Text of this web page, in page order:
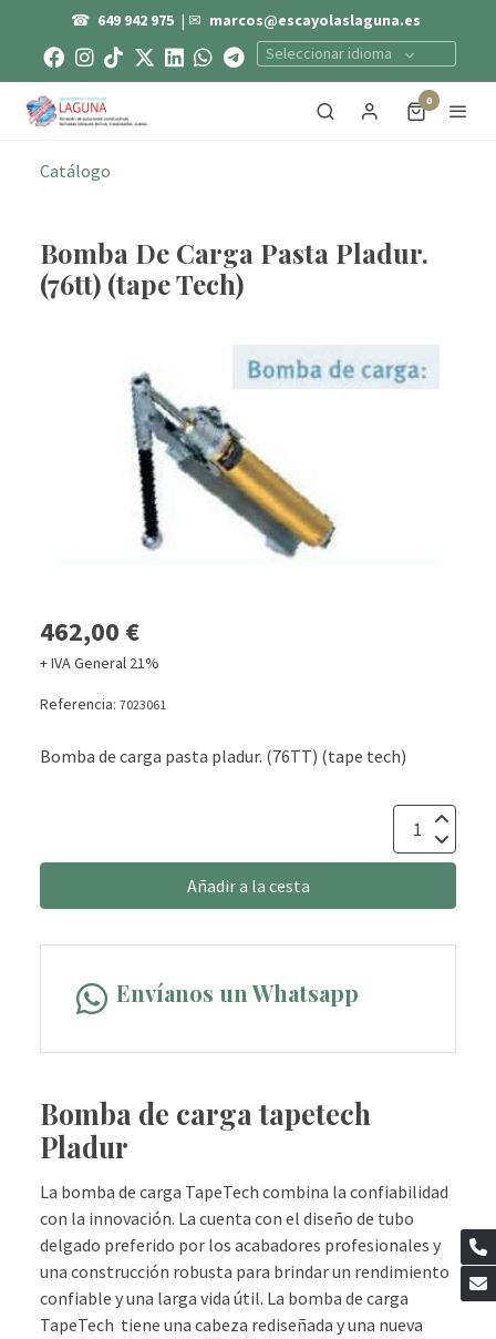
☎ 649 942 975 | ✉ marcos@escayolaslaguna.es
Seleccionar idioma
0
Catálogo
Bomba De Carga Pasta Pladur.
(76tt) (tape Tech)
462,00 €
+ IVA General 21%
Referencia: 7023061
Bomba de carga pasta pladur. (76TT) (tape tech)
Añadir a la cesta
Envíanos un Whatsapp
Bomba de carga tapetech
Pladur
La bomba de carga TapeTech combina la confiabilidad
con la innovación. La cuenta con el diseño de tubo
delgado preferido por los acabadores profesionales y
una construcción robusta para brindar un rendimiento
confiable y una larga vida útil. La bomba de carga
TapeTech tiene una cabeza rediseñada y una nueva